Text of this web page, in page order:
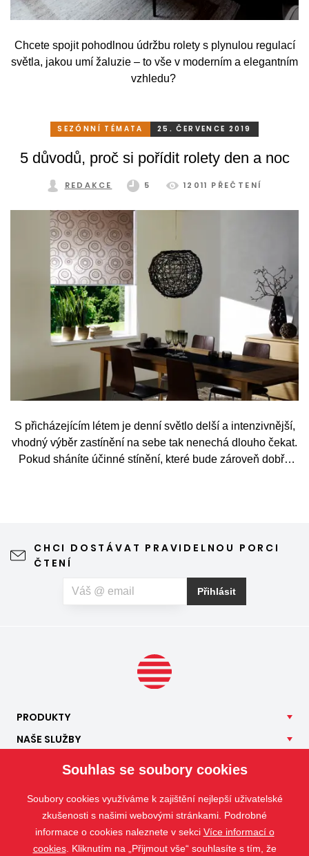
Chcete spojit pohodlnou údržbu rolety s plynulou regulací
světla, jakou umí žaluzie – to vše v moderním a elegantním
vzhledu?
SEZÓNNÍ TÉMATA 25. ČERVENCE 2019
5 důvodů, proč si pořídit rolety den a noc
REDAKCE 5 12011 PŘEČTENÍ
S přicházejícím létem je denní světlo delší a intenzivnější,
vhodný výběr zastínění na sebe tak nenechá dlouho čekat.
Pokud sháníte účinné stínění, které bude zároveň dobře
CHCI DOSTÁVAT PRAVIDELNOU PORCI
ČTENÍ
Přihlásit
PRODUKTY
NAŠE SLUŽBY
KONTAKT
Souhlas se soubory cookies
Soubory cookies využíváme k zajištění nejlepší uživatelské
zkušenosti s našimi webovými stránkami. Podrobné
informace o cookies naleznete v sekci Více informací o
cookies. Kliknutím na „Přijmout vše“ souhlasíte s tím, že